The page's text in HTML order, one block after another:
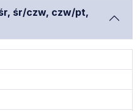
śr/czw, czw/pt,